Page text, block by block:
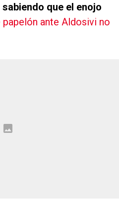
que el enojo
papelón ante Aldosivi no